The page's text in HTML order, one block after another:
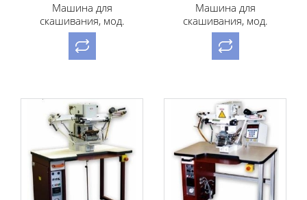
Машина для
скашивания, мод.
FORTUNA 50 KK-S
Машина для
скашивания, мод.
COMELZ SS20